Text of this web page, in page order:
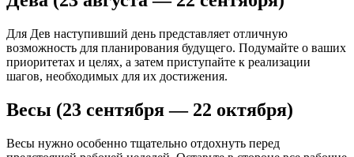
Для Дев наступивший день представляет отличную
возможность для планирования будущего. Подумайте о ваших
приоритетах и целях, а затем приступайте к реализации
шагов, необходимых для их достижения.
Весы (23 сентября — 22 октября)
Весы нужно особенно тщательно отдохнуть перед